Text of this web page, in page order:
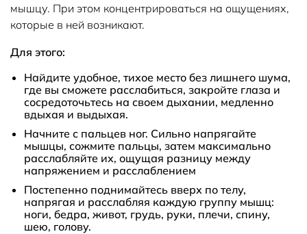
мышцу. При этом концентрироваться на ощущениях,
которые в ней возникают.
Для этого:
Найдите удобное, тихое место без лишнего шума,
где вы сможете расслабиться, закройте глаза и
сосредоточьтесь на своем дыхании, медленно
вдыхая и выдыхая.
Начните с пальцев ног. Сильно напрягайте
мышцы, сожмите пальцы, затем максимально
расслабляйте их, ощущая разницу между
напряжением и расслаблением
Постепенно поднимайтесь вверх по телу,
напрягая и расслабляя каждую группу мышц:
ноги, бедра, живот, грудь, руки, плечи, спину,
шею, голову.